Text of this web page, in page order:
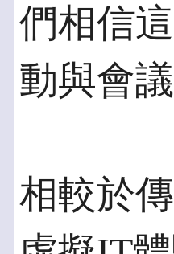
們相信
動與會
相較於